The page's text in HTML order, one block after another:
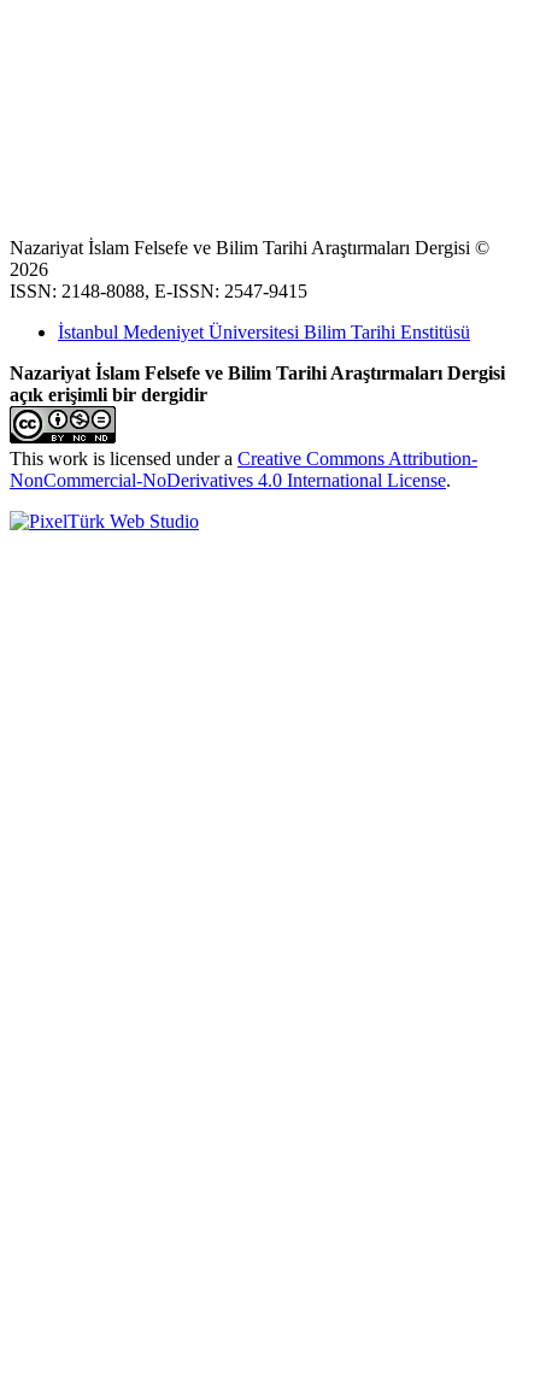
Nazariyat İslam Felsefe ve Bilim Tarihi Araştırmaları Dergisi ©
2026
ISSN: 2148-8088, E-ISSN: 2547-9415
İstanbul Medeniyet Üniversitesi Bilim Tarihi Enstitüsü
Nazariyat İslam Felsefe ve Bilim Tarihi Araştırmaları Dergisi
açık erişimli bir dergidir
This work is licensed under a Creative Commons Attribution-
NonCommercial-NoDerivatives 4.0 International License.